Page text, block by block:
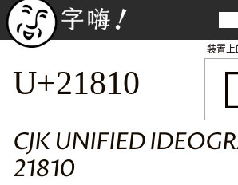
裝置上
U+21810
CJK UNIFIED
21810